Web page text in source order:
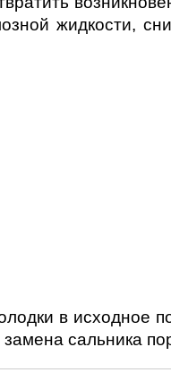
жидкости,
в исходное
сальника